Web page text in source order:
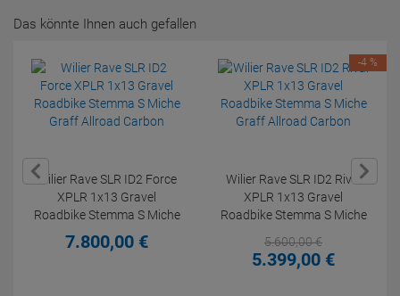
Das könnte Ihnen auch gefallen
Wilier Rave SLR ID2 Force
XPLR 1x13 Gravel
Roadbike Stemma S Miche
Graff Allroad Carbon
7.800,00 €
Wilier Rave SLR ID2 Rival
XPLR 1x13 Gravel
Roadbike Stemma S Miche
5.600,00€
5.399,00 €
-4 %